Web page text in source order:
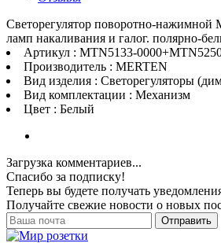
Светорегулятор поворотно-нажимной
ламп накаливания и галог. полярно-
Артикул : MTN5133-
Производитель : MERTEN
Вид изделия : Светорегуляторы
Вид комплектации : Механизм
Цвет : Белый
Загрузка комментариев...
Спасибо за подписку!
Теперь вы будете получать
Получайте свежие новости о новых
Отправить